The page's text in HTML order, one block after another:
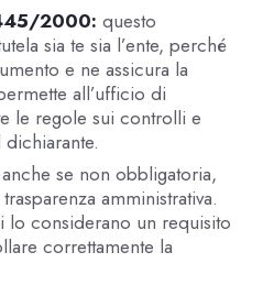
2000: questo
sia te sia l’ente, perché
e ne assicura la
all’ufficio di
le regole sui controlli e
anche se non obbligatoria,
amministrativa.
lo considerano un requisito
correttamente la